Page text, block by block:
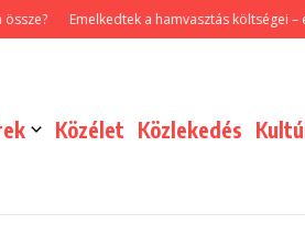
Emelkedtek a hamvasztás költségei – ez a
Közélet Közlekedés